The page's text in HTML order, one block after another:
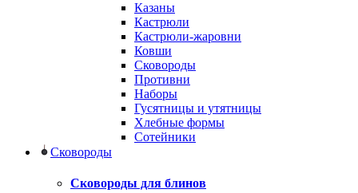
Казаны
Кастрюли
Кастрюли-жаровни
Ковши
Сковороды
Противни
Наборы
Гусятницы и утятницы
Хлебные формы
Сотейники
Сковороды
Сковороды для блинов